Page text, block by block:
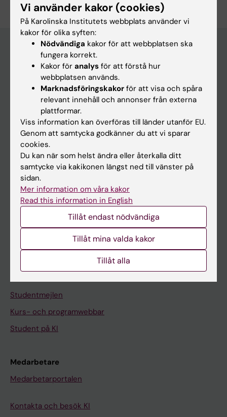
Huvudmeny
Utbildning
Forskarutbildning
Forskning
Om KI
På gång
Nyheter
Kalender
Student
Studentmejlen
Kurs- och programwebbar
Student på KI
Medarbetare
Medarbetarportalen
Kontakta och besök KI
Vi använder kakor (cookies)
På Karolinska Institutets webbplats använder vi
kakor för olika syften:
Nödvändiga kakor för att webbplatsen ska
fungera korrekt.
Kakor för analys för att förstå hur
webbplatsen används.
Marknadsföringskakor för att visa och spåra
relevant innehåll och annonser från externa
plattformar.
Viss information kan överföras till länder utanför EU.
Genom att samtycka godkänner du att vi sparar
cookies.
Du kan när som helst ändra eller återkalla ditt
samtycke via kakikonen längst ned till vänster på
sidan.
Mer information om våra kakor
Read this information in English
Tillåt endast nödvändiga
Tillåt mina valda kakor
Tillåt alla